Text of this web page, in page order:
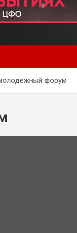
форум